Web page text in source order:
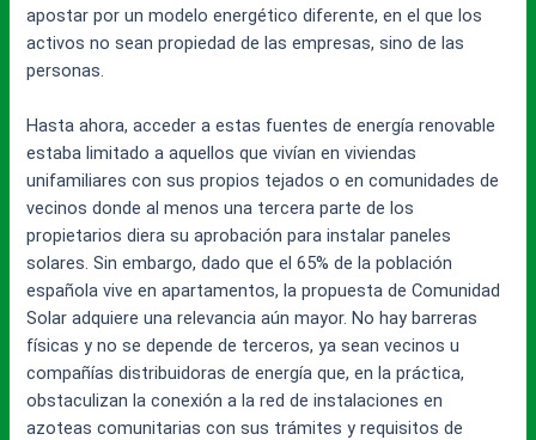
apostar por un modelo energético diferente, en el que los
activos no sean propiedad de las empresas, sino de las
personas.
Hasta ahora, acceder a estas fuentes de energía renovable
estaba limitado a aquellos que vivían en viviendas
unifamiliares con sus propios tejados o en comunidades de
vecinos donde al menos una tercera parte de los
propietarios diera su aprobación para instalar paneles
solares. Sin embargo, dado que el 65% de la población
española vive en apartamentos, la propuesta de Comunidad
Solar adquiere una relevancia aún mayor. No hay barreras
físicas y no se depende de terceros, ya sean vecinos u
compañías distribuidoras de energía que, en la práctica,
obstaculizan la conexión a la red de instalaciones en
azoteas comunitarias con sus trámites y requisitos de